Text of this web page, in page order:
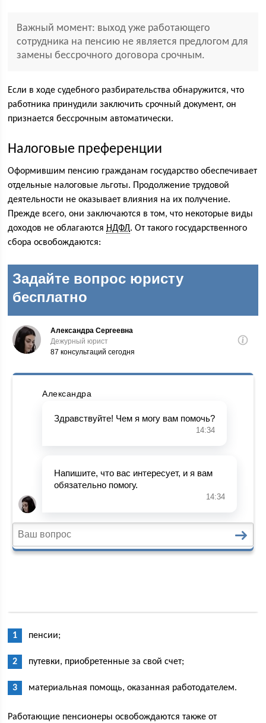
Важный момент: выход уже работающего
сотрудника на пенсию не является предлогом для
замены бессрочного договора срочным.
Если в ходе судебного разбирательства обнаружится, что
работника принудили заключить срочный документ, он
признается бессрочным автоматически.
Налоговые преференции
Оформившим пенсию гражданам государство обеспечивает
отдельные налоговые льготы. Продолжение трудовой
деятельности не оказывает влияния на их получение.
Прежде всего, они заключаются в том, что некоторые виды
доходов не облагаются НДФЛ . От такого государственного
сбора освобождаются:
пенсии;
путевки, приобретенные за свой счет;
материальная помощь, оказанная работодателем.
Работающие пенсионеры освобождаются также от